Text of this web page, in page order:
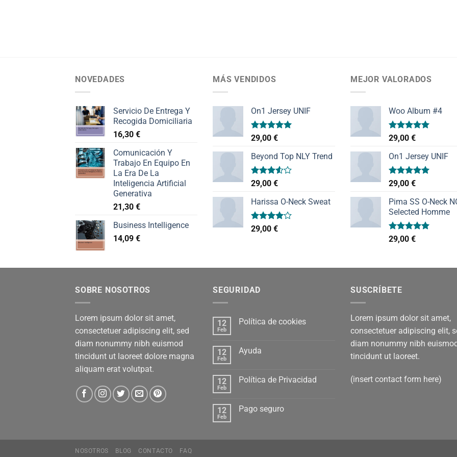
NOVEDADES
Servicio De Entrega Y
Recogida Domiciliaria
16,30 €
Comunicación Y
Trabajo En Equipo En
La Era De La
Inteligencia Artificial
Generativa
21,30 €
Business Intelligence
14,09 €
MÁS VENDIDOS
On1 Jersey UNIF
Valorado
con
de 5
29,00 €
Beyond Top NLY Trend
Valorado
con
3.50de
5
29,00 €
Harissa O-Neck Sweat
Valorado
con
29,00 €
MEJOR VALORADOS
Woo Album #4
Valorado
con
de 5
29,00 €
On1 Jersey UNIF
Valorado
con
de 5
29,00 €
Pima SS O-Neck
Selected Homme
Valorado
con
29,00 €
SOBRE NOSOTROS
Lorem ipsum dolor sit amet,
consectetuer adipiscing elit, sed
diam nonummy nibh euismod
tincidunt ut laoreet dolore magna
aliquam erat volutpat.
SEGURIDAD
12
Feb
Política de cookies
12
Feb
Ayuda
12
Feb
Política de Privacidad
12
Feb
Pago seguro
SUSCRÍBETE
Lorem ipsum dolor sit amet,
consectetuer adipiscing elit,
diam nonummy nibh
tincidunt ut laoreet.
(insert contact form here)
NOSOTROS BLOG CONTACTO FAQ